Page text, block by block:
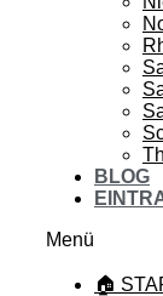
BLOG
Menü
🏠